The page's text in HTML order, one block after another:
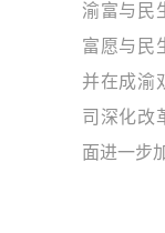
渝富与民
富愿与民
并在成渝
司深化改
面进一步